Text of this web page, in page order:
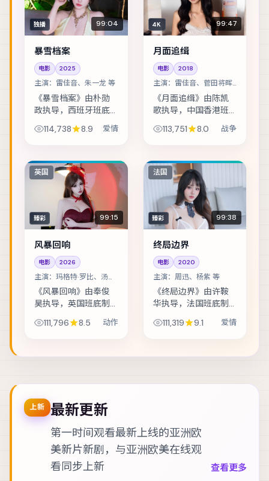
独播 99:04
暴雪档案
电影 2025
主演： 雷佳音、朱一龙 等
《暴雪档案》由朴勋
政执导，西班牙班底
情。一场看似普通的
演包括雷佳音、朱一
龙、舒淇 等，表演...
114,738 8.9 爱情
4K 99:47
月面追缉
电影 2018
主演： 雷佳音、菅田将晖
等
《月面追缉》由陈凯
歌执导，中国香港班
战争。黑白两道同时
城。主演包括雷佳
音、菅田将晖、桂纶
镁 ...
113,751 8.0 战争
英国
臻彩 99:15
风暴回响
电影 2026
主演： 玛格特·罗比、汤唯
等
《风暴回响》由奉俊
昊执导，英国班底制
作。灾难预警被压下
111,796 8.5 动作
法国
臻彩 99:38
终局边界
电影 2020
主演： 周迅、杨紫 等
《终局边界》由许鞍
华执导，法国班底制
情。人工智能伦理听
111,319 9.1 爱情
上新 最新更新
第一时间观看最新上线的亚洲欧
美新片新剧，与亚洲欧美在线观
看同步上新 查看更多